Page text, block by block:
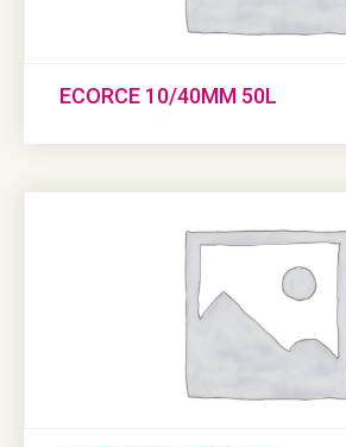
ECORCE 10/40MM 50L